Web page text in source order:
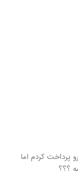
پرداخت کردم اما
؟؟؟